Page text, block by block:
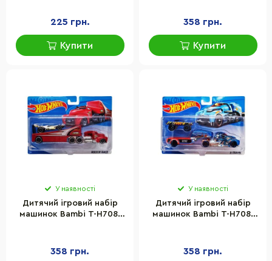
великих колесах
225 грн.
Купити
358 грн.
Купити
У наявності
Дитячий ігровий набір
машинок Bambi T-H708-
358 грн.
У наявності
Дитячий ігровий набір
машинок Bambi T-H708-
358 грн.